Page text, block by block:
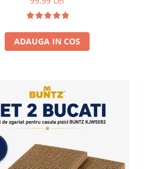
ADAUGA IN COS